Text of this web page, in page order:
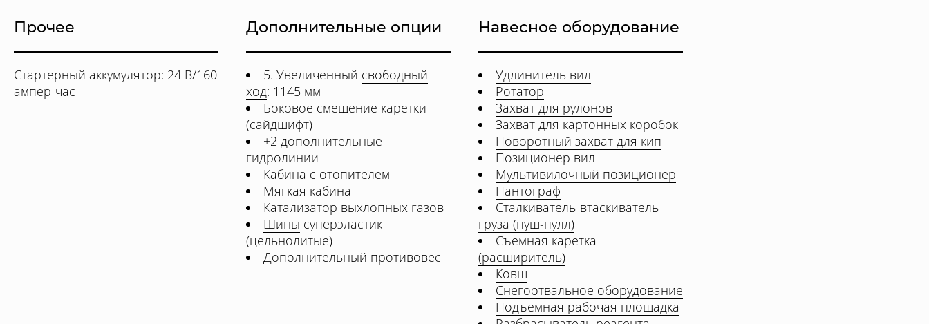
Прочее
Стартерный аккумулятор: 24 В/160
ампер-час
Дополнительные опции
5. Увеличенный свободный
ход: 1145 мм
Боковое смещение каретки
(сайдшифт)
+2 дополнительные
гидролинии
Кабина с отопителем
Мягкая кабина
Катализатор выхлопных газов
Шины суперэластик
(цельнолитые)
Дополнительный противовес
Навесное оборудование
Удлинитель вил
Ротатор
Захват для рулонов
Захват для картонных коробок
Поворотный захват для кип
Позиционер вил
Мультивилочный позиционер
Пантограф
Сталкиватель-втаскиватель
груза (пуш-пулл)
Съемная каретка
(расширитель)
Ковш
Снегоотвальное оборудование
Подъемная рабочая площадка